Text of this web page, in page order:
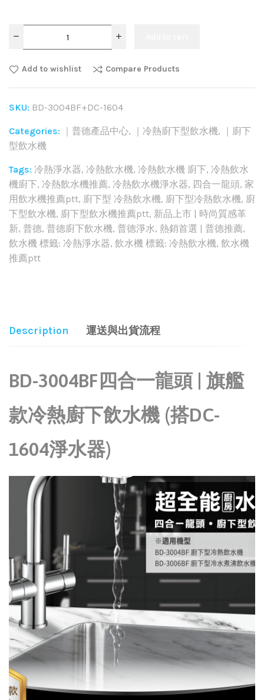
Add to wishlist Compare Products
SKU: BD-3004BF+DC-1604
Categories: ｜普德產品中心, ｜冷熱廚下型飲水機,
｜廚下
型飲水機
Tags: 冷熱淨水器, 冷熱飲水機, 冷熱飲水機 廚下, 冷熱飲水
機廚下, 冷熱飲水機推薦, 冷熱飲水機淨水器, 四合一龍頭, 家
用飲水機推薦ptt, 廚下型 冷熱飲水機, 廚下型冷熱飲水機, 廚
下型飲水機, 廚下型飲水機推薦ptt, 新品上市 | 時尚質感革
新, 普德, 普德廚下飲水機, 普德淨水, 熱銷首選 | 普德推薦,
飲水機 標籤: 冷熱淨水器, 飲水機 標籤: 冷熱飲水機, 飲水機
推薦ptt
Description 運送與出貨流程
BD-3004BF四合一龍頭 | 旗艦
款冷熱廚下飲水機 (搭DC-
1604淨水器)